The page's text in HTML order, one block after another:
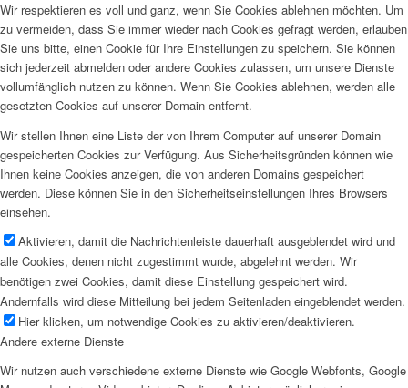
Wir respektieren es voll und ganz, wenn Sie Cookies ablehnen möchten. Um
zu vermeiden, dass Sie immer wieder nach Cookies gefragt werden, erlauben
Sie uns bitte, einen Cookie für Ihre Einstellungen zu speichern. Sie können
sich jederzeit abmelden oder andere Cookies zulassen, um unsere Dienste
vollumfänglich nutzen zu können. Wenn Sie Cookies ablehnen, werden alle
gesetzten Cookies auf unserer Domain entfernt.
Wir stellen Ihnen eine Liste der von Ihrem Computer auf unserer Domain
gespeicherten Cookies zur Verfügung. Aus Sicherheitsgründen können wie
Ihnen keine Cookies anzeigen, die von anderen Domains gespeichert
werden. Diese können Sie in den Sicherheitseinstellungen Ihres Browsers
einsehen.
Aktivieren, damit die Nachrichtenleiste dauerhaft ausgeblendet wird und
alle Cookies, denen nicht zugestimmt wurde, abgelehnt werden. Wir
benötigen zwei Cookies, damit diese Einstellung gespeichert wird.
Andernfalls wird diese Mitteilung bei jedem Seitenladen eingeblendet werden.
Hier klicken, um notwendige Cookies zu aktivieren/deaktivieren.
Andere externe Dienste
Wir nutzen auch verschiedene externe Dienste wie Google Webfonts, Google